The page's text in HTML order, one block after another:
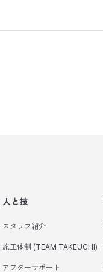
人と技
スタッフ紹介
施工体制 (TEAM TAKEUCHI)
アフターサポート